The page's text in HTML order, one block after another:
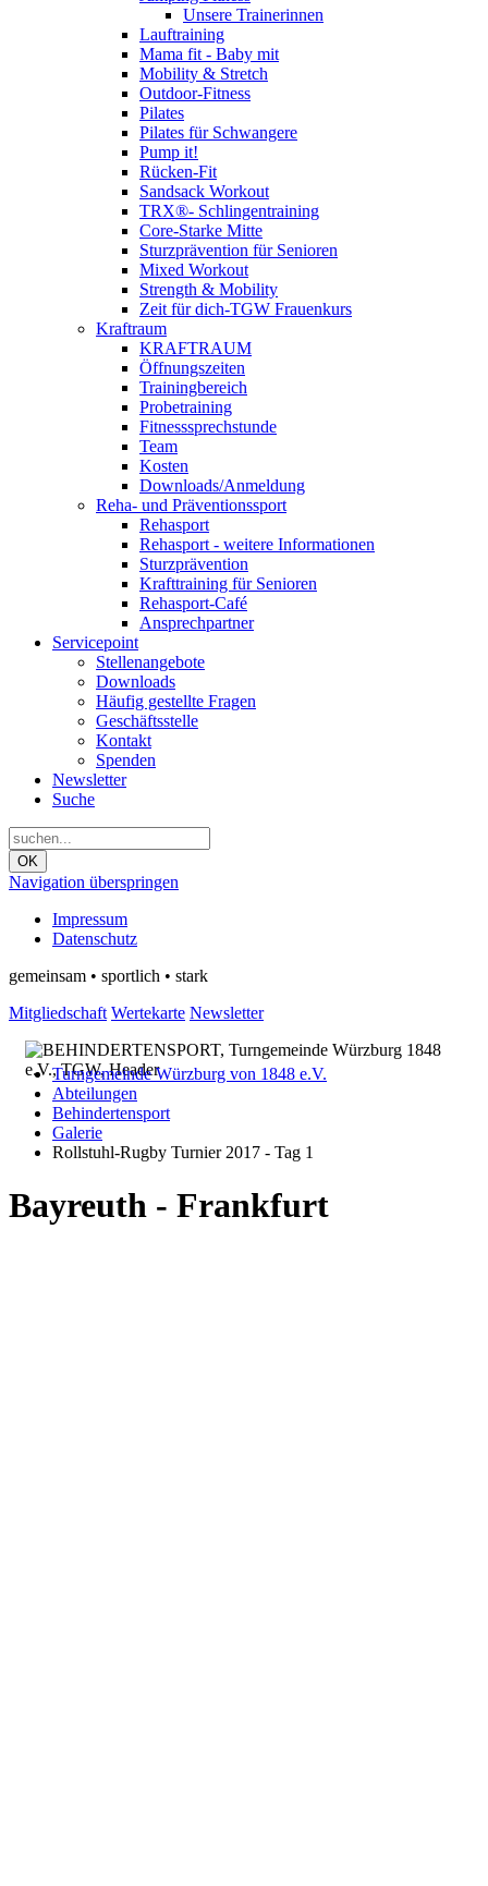
Unsere Trainerinnen
Lauftraining
Mama fit - Baby mit
Mobility & Stretch
Outdoor-Fitness
Pilates
Pilates für Schwangere
Pump it!
Rücken-Fit
Sandsack Workout
TRX®- Schlingentraining
Core-Starke Mitte
Sturzprävention für Senioren
Mixed Workout
Strength & Mobility
Zeit für dich-TGW Frauenkurs
Kraftraum
KRAFTRAUM
Öffnungszeiten
Trainingbereich
Probetraining
Fitnesssprechstunde
Team
Kosten
Downloads/Anmeldung
Reha- und Präventionssport
Rehasport
Rehasport - weitere Informationen
Sturzprävention
Krafttraining für Senioren
Rehasport-Café
Ansprechpartner
Servicepoint
Stellenangebote
Downloads
Häufig gestellte Fragen
Geschäftsstelle
Kontakt
Spenden
Newsletter
Suche
OK
Navigation überspringen
Impressum
Datenschutz
gemeinsam • sportlich • stark
Mitgliedschaft Wertekarte Newsletter
Turngemeinde Würzburg von 1848 e.V.
Abteilungen
Behindertensport
Galerie
Rollstuhl-Rugby Turnier 2017 - Tag 1
Bayreuth - Frankfurt